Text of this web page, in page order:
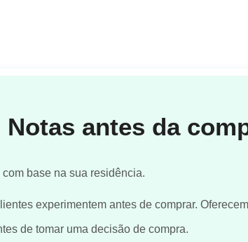
Notas antes da
base na sua residência.
experimentem antes de comprar.
de tomar uma decisão de compra.